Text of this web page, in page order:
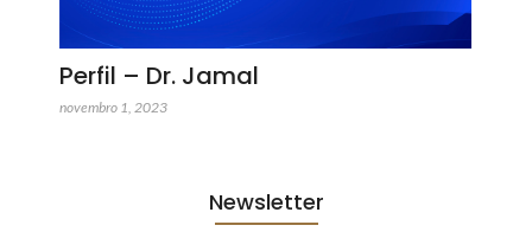
Perfil – Dr. Jamal
novembro 1, 2023
Newsletter